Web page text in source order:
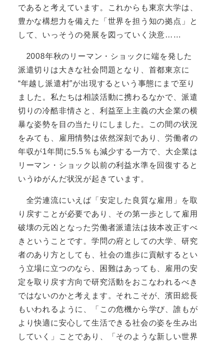
であると考えています。これからも東京大学は、
豊かな構想力を備えた「世界を担う知の拠点」と
して、いっそうの発展を図っていく決意……
2008年秋のリーマン・ショックに端を発した
派遣切りは大きな社会問題となり、首都東京に
“年越し派遣村”が出現するという事態にまで至り
ました。私たちは相談活動に携わるなかで、派遣
切りの冷酷非情さと、利益至上主義の大企業の横
暴な姿勢を目の当たりにしました。この間の状況
をみても、雇用情勢は依然深刻であり、労働者の
年収が1年間に5.5％も減少する一方で、大企業は
リーマン・ショック以前の利益水準を回復すると
いうゆがんだ状況が起きています。
全労連流にいえば「安定した良質な雇用」を取
り戻すことが必要であり、その第一歩として雇用
破壊の元凶となった労働者派遣法は抜本改正すべ
きということです。学問の府としての大学、研究
者のあり方としても、社会の進歩に貢献するとい
う立場に立つのなら、困難はあっても、雇用の安
定を取り戻す方向で研究活動をおこなわれるべき
ではないのかと考えます。それこそが、濱田総長
もいわれるように、「この危機から学び、誰もが
より快適に安心して生活できる社会の姿を生み出
していく」ことであり、「そのような新しい世界